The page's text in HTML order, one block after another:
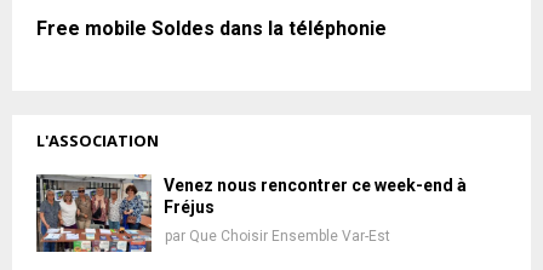
Free mobile Soldes dans la téléphonie
L'ASSOCIATION
Venez nous rencontrer ce week-end à
Fréjus
par Que Choisir Ensemble Var-Est